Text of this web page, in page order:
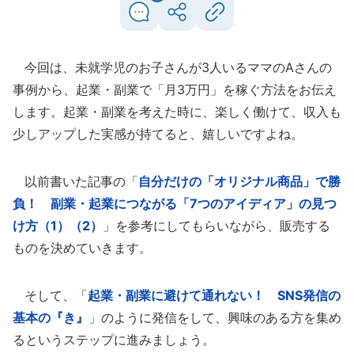
今回は、未就学児のお子さんが3人いるママのAさんの
事例から、起業・副業で「月3万円」を稼ぐ方法をお伝え
します。起業・副業を考えた時に、楽しく働けて、収入も
少しアップした実感が持てると、嬉しいですよね。
以前書いた記事の「自分だけの「オリジナル商品」で勝
負！ 副業・起業につながる「7つのアイディア」の見つ
け方（1）（2）
」を参考にしてもらいながら、販売する
ものを決めていきます。
そして、「起業・副業に避けて通れない！ SNS発信の
基本の『き』
」のように発信をして、興味のある方を集め
るというステップに進みましょう。